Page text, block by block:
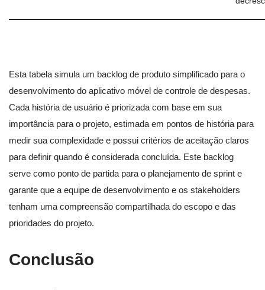
Esta tabela simula um backlog de produto simplificado para o
desenvolvimento do aplicativo móvel de controle de despesas.
Cada história de usuário é priorizada com base em sua
importância para o projeto, estimada em pontos de história para
medir sua complexidade e possui critérios de aceitação claros
para definir quando é considerada concluída. Este backlog
serve como ponto de partida para o planejamento de sprint e
garante que a equipe de desenvolvimento e os stakeholders
tenham uma compreensão compartilhada do escopo e das
prioridades do projeto.
Conclusão